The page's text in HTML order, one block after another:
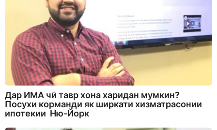
Дар ИМА чӣ тавр хона харидан мумкин?
Посухи корманди як ширкати хизматрасонии
ипотекии Ню-Йорк